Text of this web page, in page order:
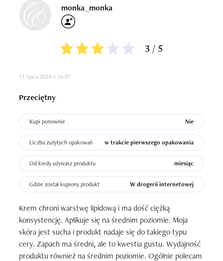
monka_monka
3 / 5
11 lipca 2024 o 16:07
Przeciętny
Kupi ponownie Nie
Liczba zużytych opakowań w trakcie pierwszego opakowania
Od kiedy używasz produktu miesiąc
Gdzie został kupiony produkt W drogerii internetowej
Krem chroni warstwę lipidową i ma dość ciężką
konsystencję. Aplikuje się na średnim poziomie. Moja
skóra jest sucha i produkt nadaje się do takiego typu
cery. Zapach ma średni, ale to kwestia gustu. Wydajność
produktu również na średnim poziomie. Ogólnie polecam